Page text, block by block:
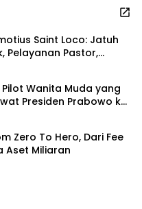
Saint Loco: Jatuh
Pelayanan Pastor,
Sambal Babon
Wanita Muda yang
Presiden Prabowo ke
Zero To Hero, Dari Fee
Aset Miliaran